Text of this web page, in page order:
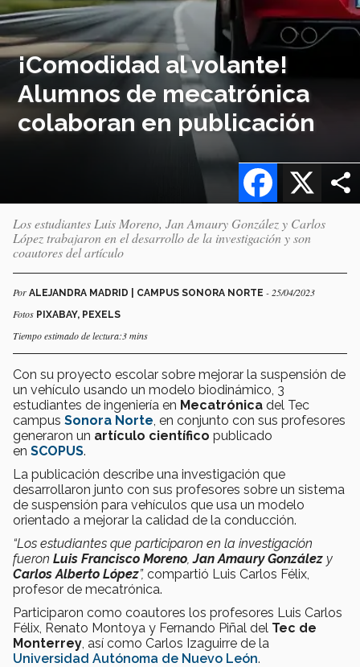
¡Comodidad al volante!
Alumnos de mecatrónica
colaboran en publicación
X
Facebook
Los estudiantes Luis Moreno, Jan Amaury González y Carlos
López trabajaron en el desarrollo de la investigación y son
coautores del artículo
Por ALEJANDRA MADRID | CAMPUS SONORA NORTE - 25/04/2023
Fotos PIXABAY, PEXELS
Tiempo estimado de lectura:3 mins
Con su proyecto escolar sobre mejorar la suspensión de
un vehículo usando un modelo biodinámico, 3
estudiantes de ingeniería en Mecatrónica del Tec
campus Sonora Norte , en conjunto con sus profesores
generaron un artículo científico publicado
en SCOPUS.
La publicación describe una investigación que
desarrollaron junto con sus profesores sobre un sistema
de suspensión para vehículos que usa un modelo
orientado a mejorar la calidad de la conducción.
“Los estudiantes que participaron en la investigación
fueron Luis Francisco Moreno ,Jan Amaury González y
Carlos Alberto López”, compartió Luis Carlos Félix,
profesor de mecatrónica.
Participaron como coautores los profesores Luis Carlos
Félix, Renato Montoya y Fernando Piñal del Tec de
Monterrey , así como Carlos Izaguirre de la
Universidad Autónoma de Nuevo León.